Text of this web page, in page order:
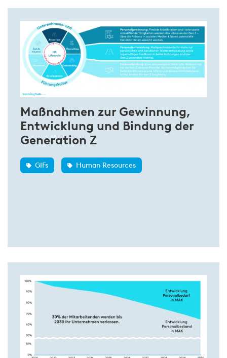
Maßnahmen zur Gewinnung,
Entwicklung und Bindung der
Generation Z
GIFs Human Resources